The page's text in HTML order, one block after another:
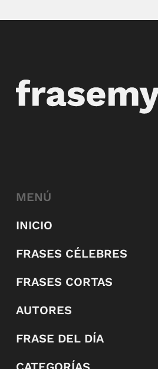
MENÚ
INICIO
FRASES CÉLEBRES
FRASES CORTAS
AUTORES
FRASE DEL DÍA